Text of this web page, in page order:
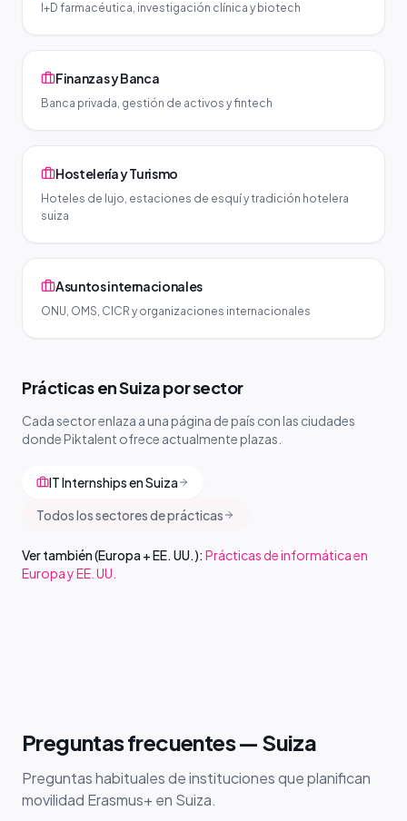
I+D farmacéutica, investigación clínica y biotech
Finanzas y Banca
Banca privada, gestión de activos y fintech
Hostelería y Turismo
Hoteles de lujo, estaciones de esquí y tradición hotelera
suiza
Asuntos internacionales
ONU, OMS, CICR y organizaciones internacionales
Prácticas en Suiza por sector
Cada sector enlaza a una página de país con las ciudades
donde Piktalent ofrece actualmente plazas.
IT Internships en Suiza
Todos los sectores de prácticas
Ver también (Europa + EE. UU.): Prácticas de informática en
Europa y EE. UU.
Preguntas frecuentes — Suiza
Preguntas habituales de instituciones que planifican
movilidad Erasmus+ en Suiza.